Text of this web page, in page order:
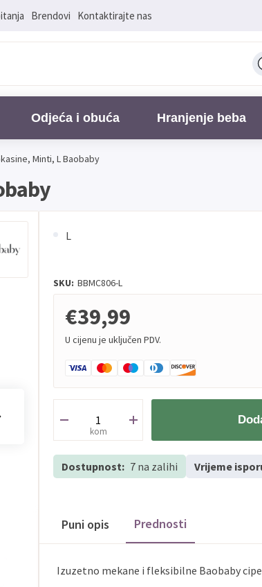
Brendovi Kontaktirajte nas
Odjeća i obuća Hranjenje beba
Minti, L Baobaby
L
SKU: BBMC806-L
€39,99
U cijenu je uključen PDV.
kom
Dostupnost: 7 na zalihi Vrijeme
Puni opis Prednosti
Izuzetno mekane i fleksibilne Baobaby